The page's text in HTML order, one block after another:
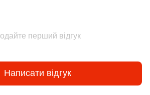
перший відгук
Написати відгук